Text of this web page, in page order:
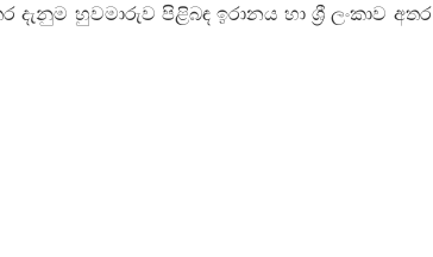
හුවමාරුව පිළිබඳ ඉරානය හා ශ්‍රී ලංකාව අතර